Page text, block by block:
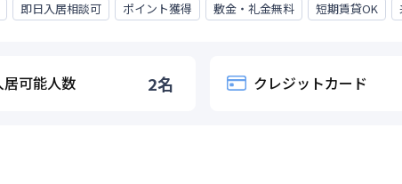
即日入居相談可 ポイント獲得 敷金・礼金無料 短期賃貸OK
居可能人数 2名 クレジットカード